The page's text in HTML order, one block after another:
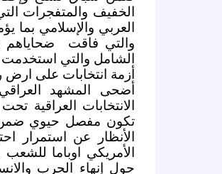
الخفيف والمتفجرات
العربي والإسلامي
والتي فاقت
ضحاياهم
الشامل والتي
أزمة انتخابات على ارض
أضحى المشهد
الانتخابات العراقية
تكون مفصل حيوي ضمن
الأنظار عن استمرار
الأمريكي اوباما للشعب
حول إنهاء الحرب